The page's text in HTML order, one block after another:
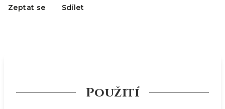
Zeptat se Sdílet
Použití